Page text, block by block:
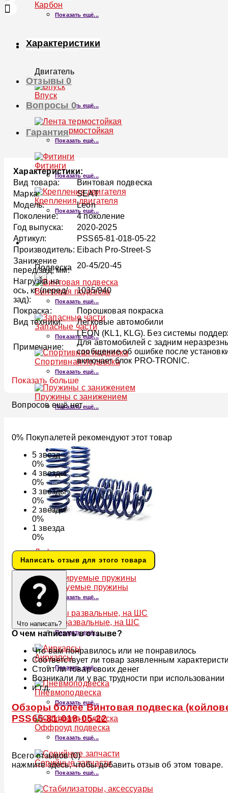
Карбон
Показать ещё...
ДВИГАТЕЛЬ
Двигатель
×
Впуск
Показать ещё...
Лента термостойкая
Показать ещё...
Фитинги
Показать ещё...
Крепления двигателя
Показать ещё...
ПОДВЕСКА
Подвеска
×
Винтовая подвеска
Показать ещё...
Запасные части
Показать ещё...
Спортивная подвеска
Показать ещё...
Пружины с занижением
Показать ещё...
Лифт-пружины
Показать ещё...
Регулируемые пружины
Показать ещё...
Опоры развальные, на ШС
Показать ещё...
Аиркапсы
Показать ещё...
Пневмоподвеска
Показать ещё...
Оффроуд подвеска
Показать ещё...
Серийные запчасти
Показать ещё...
Характеристики
Отзывы0
Вопросы 0
Гарантия
Характеристики:
Вид товара:
Винтовая подвеска
Марка:
SEAT
Модель:
Leon
Поколение:
4 поколение
Год выпуска:
2020-2025
Артикул:
PSS65-81-018-05-22
Производитель: Eibach Pro-Street-S
Занижение
перед/зад, мм:
20-45/20-45
Нагрузка на
ось, кг (перед/
зад):
1035/940
Покраска:
Порошковая покраска
Вид техники:
Легковые автомобили
Примечание:
LEON (KL1, KLG). Без системы
Для автомобилей с задним
сообщение об ошибке после
включает блок PRO-TRONIC.
Показать больше
Вопросов ещё нет
0% Покупалетей рекомендуют этот товар
5звезд
0%
4звезды
0%
3звезды
0%
2звезды
0%
1звезда
0%
Написать отзыв для этого товара
Что написать?
О чем написать в отзыве?
Что вам понравилось или не понравилось
Соответствует ли товар заявленным
Стоит ли товар своих денег
Возникали ли у вас трудности при использовании
и т.д.
Обзоры более Винтовая подвеска
PSS65-81-018-05-22
Всего отзывов (0)
нажмите здесь, чтобы добавить отзыв об этом товаре.